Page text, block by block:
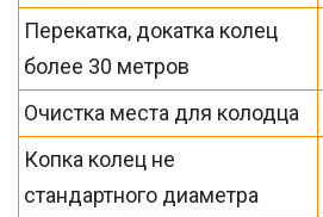
Перекатка, докатка колец
более 30 метров
Очистка места для колодца
Копка колец не
стандартного диаметра